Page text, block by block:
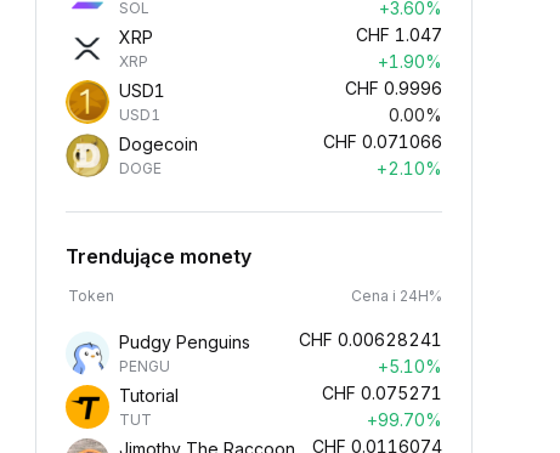
SOL
+3.60%
XRP
XRP
CHF 1.047
+1.90%
USD1
USD1
CHF 0.9996
0.00%
Dogecoin
DOGE
CHF 0.071066
+2.10%
Trendujące monety
Token Cena i 24H%
Pudgy Penguins
PENGU
CHF 0.00628241
+5.10%
Tutorial
TUT
CHF 0.075271
+99.70%
Jimothy The Raccoon
CHF 0.0116074